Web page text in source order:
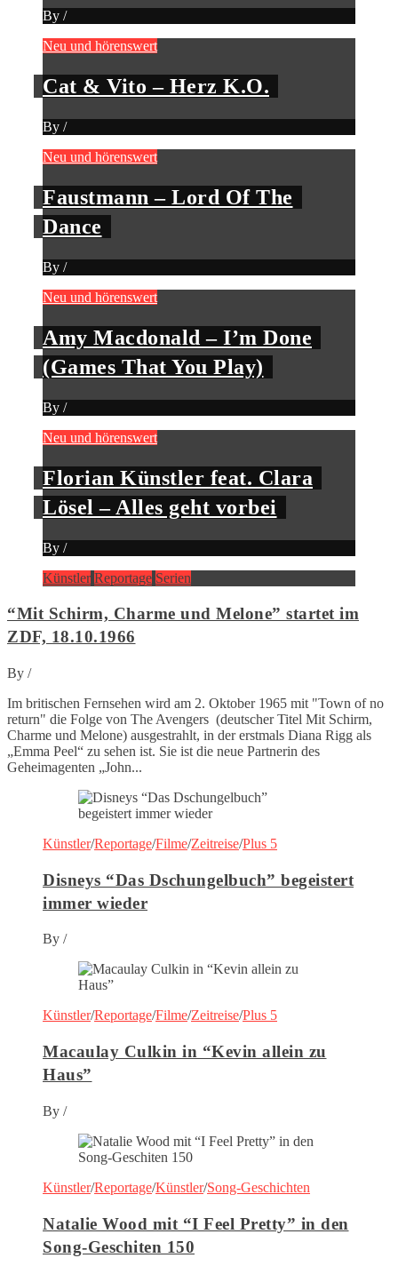
By /
Neu und hörenswert
Cat & Vito – Herz K.O.
By /
Neu und hörenswert
Faustmann – Lord Of The
Dance
By /
Neu und hörenswert
Amy Macdonald – I’m Done
(Games That You Play)
By /
Neu und hörenswert
Florian Künstler feat. Clara
Lösel – Alles geht vorbei
By /
Künstler Reportage Serien
“Mit Schirm, Charme und Melone” startet im
ZDF, 18.10.1966
By /
Im britischen Fernsehen wird am 2. Oktober 1965 mit "Town of no
return" die Folge von The Avengers (deutscher Titel Mit Schirm,
Charme und Melone) ausgestrahlt, in der erstmals Diana Rigg als
„Emma Peel“ zu sehen ist. Sie ist die neue Partnerin des
Geheimagenten „John...
Künstler/Reportage/Filme/Zeitreise/Plus 5
Disneys “Das Dschungelbuch” begeistert
immer wieder
By /
Künstler/Reportage/Filme/Zeitreise/Plus 5
Macaulay Culkin in “Kevin allein zu
Haus”
By /
Künstler/Reportage/Künstler/Song-Geschichten
Natalie Wood mit “I Feel Pretty” in den
Song-Geschiten 150